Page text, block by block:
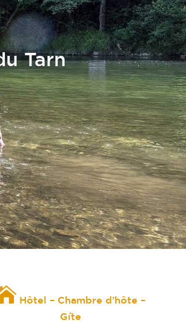
Tarn
Hôtel – Chambre d’hôte –
Gîte